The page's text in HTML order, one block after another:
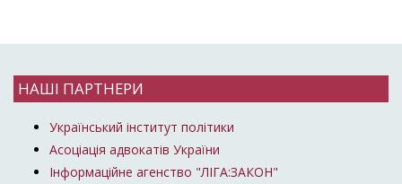
НАШІ ПАРТНЕРИ
Український інститут політики
Асоціація адвокатів України
Інформаційне агенство "ЛІГА:ЗАКОН"